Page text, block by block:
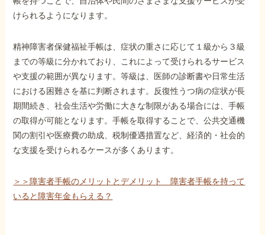
他社と何が違うの？
当事務所に
依頼するメリット
089-907-3797
受付時間：平日9:00~18:00
けられるようになります。
精神障害者保健福祉手帳は、症状の重さに応じて１級から３級
までの等級に分かれており、これによって受けられるサービス
や支援の範囲が異なります。等級は、医師の診断書や日常生活
における困難さを基に判断されます。反復性うつ病の症状が長
期間続き、社会生活や労働に大きな制限がある場合には、手帳
の取得が可能となります。手帳を取得することで、公共交通機
関の割引や医療費の助成、税制優遇措置など、経済的・社会的
な支援を受けられるケースが多くあります。
＞＞障害者手帳のメリットとデメリット 障害者手帳を持って
いると障害年金もらえる？